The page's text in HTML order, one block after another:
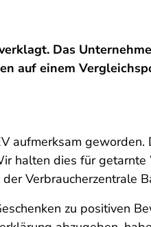
Das
auf einem
aufmerksam geworden.
halten dies für
Verbraucherzentrale
zu positiven